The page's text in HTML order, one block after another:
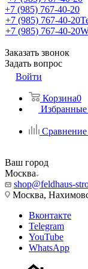
+7 (985) 767-40-20
+7 (985) 767-40-20
+7 (985) 767-40-20
Заказать звонок
Задать вопрос
Войти
Корзина0
Сравнение
Ваш город
Москва
shop@feldhaus-
Москва,
Вконтакте
Telegram
YouTube
WhatsApp